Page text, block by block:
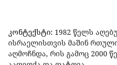
კონტექსტი: 1982 წელს
ისრაელისთვის მაშინ
აღმოჩნდა, რის გამოც 2000